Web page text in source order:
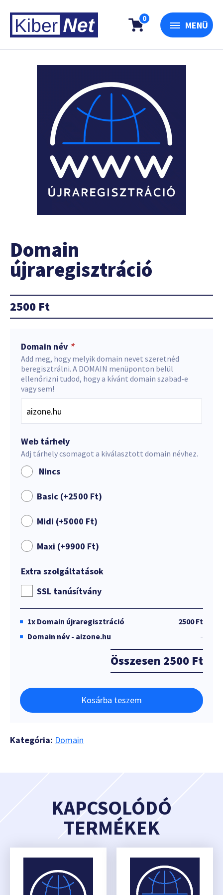
0
MENÜ
Domain
újraregisztráció
2500 Ft
Domain név *
Add meg, hogy melyik domain nevet szeretnéd
beregisztrálni. A DOMAIN menüponton belül
ellenőrizni tudod, hogy a kívánt domain szabad-e
vagy sem!
Web tárhely
Adj tárhely csomagot a kiválasztott domain névhez.
Nincs
Basic (+2500 Ft)
Midi (+5000 Ft)
Maxi (+9900 Ft)
Extra szolgáltatások
SSL tanúsítvány
1x Domain újraregisztráció
2500 Ft
Domain név - aizone.hu
-
Összesen 2500 Ft
Kosárba teszem
Kategória: Domain
KAPCSOLÓDÓ
TERMÉKEK